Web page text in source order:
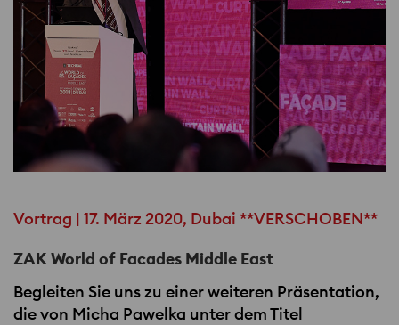
Vortrag | 17. März 2020, Dubai **VERSCHOBEN**
ZAK World of Facades Middle East
Begleiten Sie uns zu einer weiteren Präsentation,
die von Micha Pawelka unter dem Titel